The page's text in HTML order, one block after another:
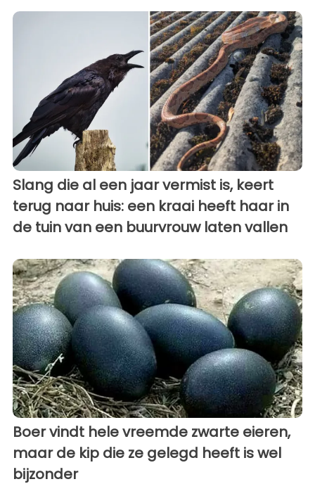
Slang die al een jaar vermist is, keert
terug naar huis: een kraai heeft haar in
de tuin van een buurvrouw laten vallen
Boer vindt hele vreemde zwarte eieren,
maar de kip die ze gelegd heeft is wel
bijzonder